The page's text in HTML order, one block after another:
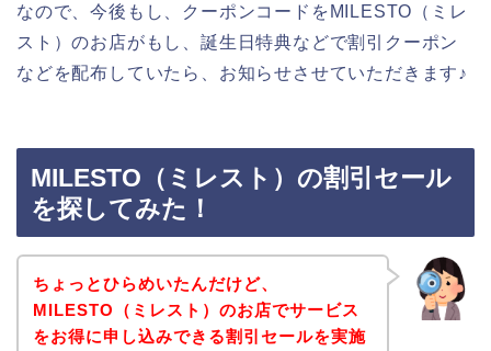
なので、今後もし、クーポンコードをMILESTO（ミレ
スト）のお店がもし、誕生日特典などで割引クーポン
などを配布していたら、お知らせさせていただきます♪
MILESTO（ミレスト）の割引セール
を探してみた！
ちょっとひらめいたんだけど、
MILESTO（ミレスト）のお店でサービス
をお得に申し込みできる割引セールを実施